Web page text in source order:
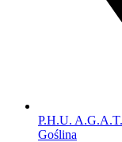
P.H.U.
Goślina